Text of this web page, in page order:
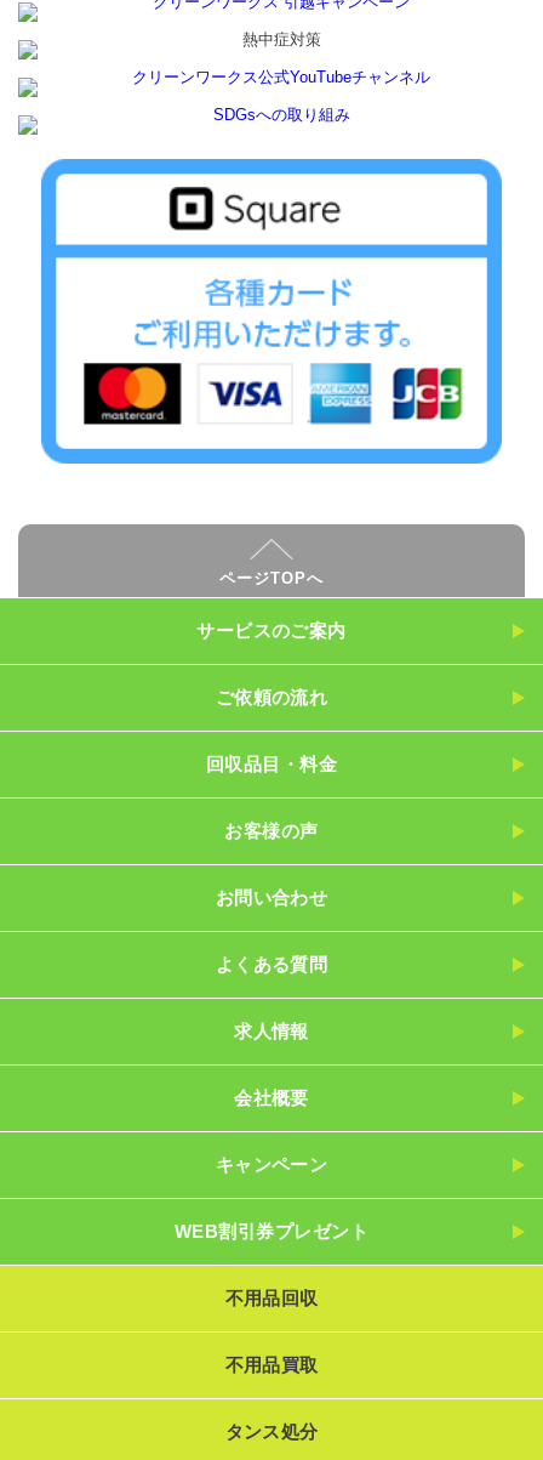
ページTOPへ
サービスのご案内
ご依頼の流れ
回収品目・料金
お客様の声
お問い合わせ
よくある質問
求人情報
会社概要
キャンペーン
WEB割引券プレゼント
不用品回収
不用品買取
タンス処分